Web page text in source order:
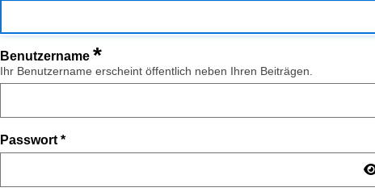
Benutzername *
Ihr Benutzername erscheint öffentlich neben Ihren Beiträgen.
Passwort *